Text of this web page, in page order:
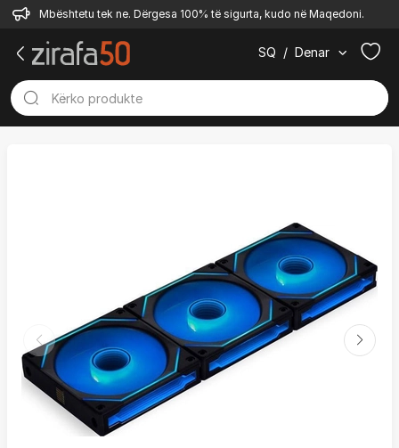
Mbështetu tek ne. Dërgesa 100% të sigurta, kudo në Maqedoni.
SQ / Denar